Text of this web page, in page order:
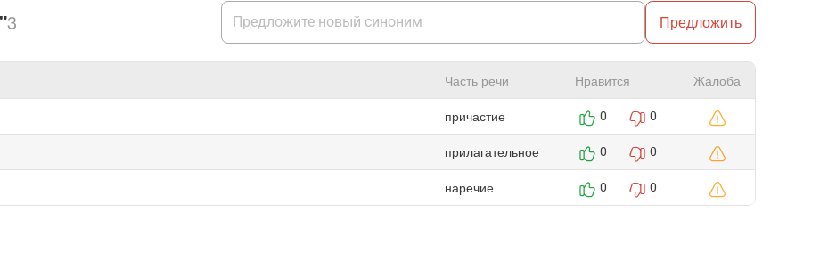
3 Предложить
Часть речи Нравится Жалоба
причастие 0 0
прилагательное 0 0
наречие 0 0